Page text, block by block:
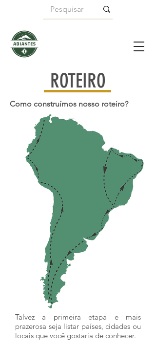
ROTEIRO
Como construímos nosso roteiro?
Talvez a primeira etapa e mais
prazerosa seja listar países, cidades ou
locais que você gostaria de conhecer.